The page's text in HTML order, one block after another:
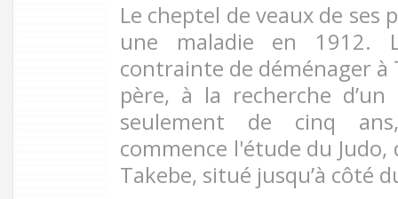
Le cheptel de veaux de ses
une maladie en 1912.
contrainte de déménager à
père, à la recherche
seulement de cinq
commence l'étude du
Takebe, situé jusqu’à côté